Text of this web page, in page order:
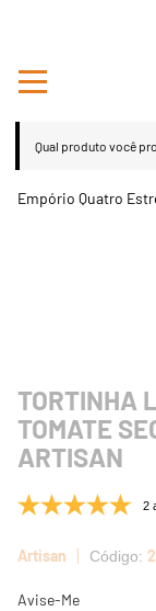
TORTINHA
TOMATE
ARTISAN
2
Artisan
Avise-Me